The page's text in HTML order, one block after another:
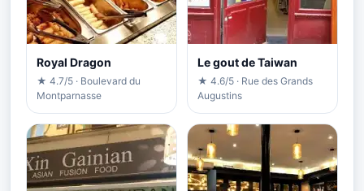
Royal Dragon
★ 4.7/5 · Boulevard du
Montparnasse
Le gout de Taiwan
★ 4.6/5 · Rue des Grands
Augustins